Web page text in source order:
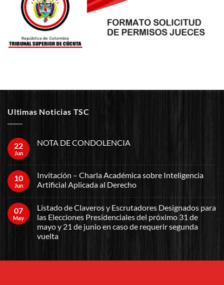
Ultimas Noticias TSC
22
Jun
NOTA DE CONDOLENCIA
10
Jun
Invitación – Charla Académica sobre Inteligencia
Artificial Aplicada al Derecho
07
May
Listado de Claveros y Escrutadores Designados para
las Elecciones Presidenciales del próximo 31 de
mayo y 21 de junio en caso de requerir segunda
vuelta